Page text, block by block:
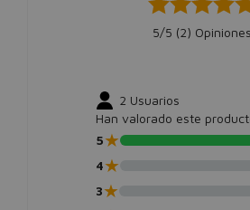
5/5 (2) Opiniones
2 Usuarios
Han valorado este
5★
4★
3★